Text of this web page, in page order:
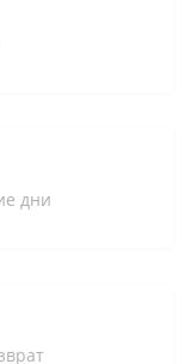
дни